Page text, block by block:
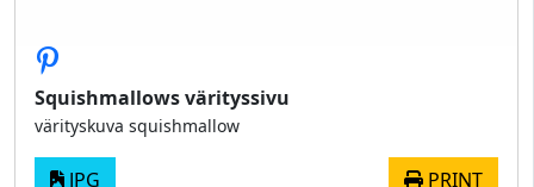
Squishmallows värityssivu
värityskuva squishmallow
JPG PRINT